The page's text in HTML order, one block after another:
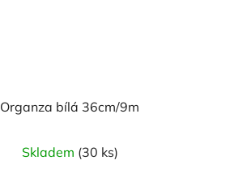
Organza bílá 36cm/9m
hodnocení
Skladem (30 ks)